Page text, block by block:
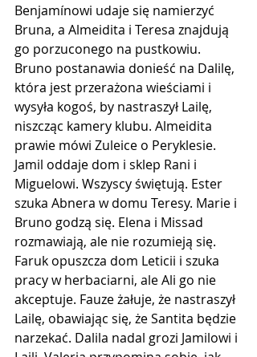
Benjamínowi udaje się namierzyć
Bruna, a Almeidita i Teresa znajdują
go porzuconego na pustkowiu.
Bruno postanawia donieść na Dalilę,
która jest przerażona wieściami i
wysyła kogoś, by nastraszył Lailę,
niszcząc kamery klubu. Almeidita
prawie mówi Zuleice o Peryklesie.
Jamil oddaje dom i sklep Rani i
Miguelowi. Wszyscy świętują. Ester
szuka Abnera w domu Teresy. Marie i
Bruno godzą się. Elena i Missad
rozmawiają, ale nie rozumieją się.
Faruk opuszcza dom Leticii i szuka
pracy w herbaciarni, ale Ali go nie
akceptuje. Fauze żałuje, że nastraszył
Lailę, obawiając się, że Santita będzie
narzekać. Dalila nadal grozi Jamilowi ​​i